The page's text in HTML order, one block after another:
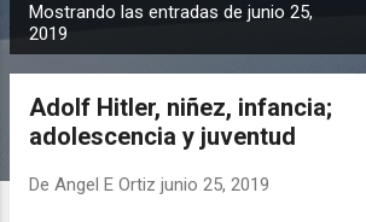
n
Mostrando las entradas de junio 25,
2019
Adolf Hitler, niñez, infancia;
adolescencia y juventud
De Angel E Ortiz junio 25, 2019